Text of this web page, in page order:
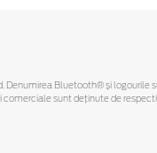
Bluetooth® și logourile
sunt deținute de